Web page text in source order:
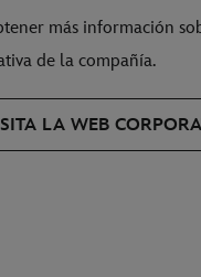
más información
de la compañía.
LA WEB